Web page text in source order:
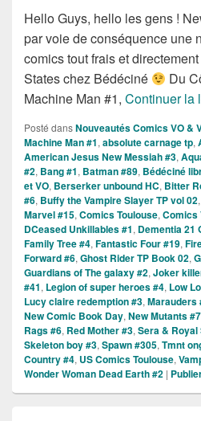
Hello Guys, hello les gens !
par voie de conséquence une
comics tout frais et
States chez Bédéciné
Du
Machine Man #1, Continuer la
Posté dansNouveautés Comics VO &
Machine Man #1, absolute carnage tp,
American Jesus New Messiah #3,
#2, Bang #1, Batman #89, Bédéciné
et VO, Berserker unbound HC, Bitter
#6, Buffy the Vampire Slayer TP vol 02,
Marvel #15, Comics Toulouse, Comics
DCeased Unkillables #1, Dementia 21
Family Tree #4, Fantastic Four #19,
Forward #6, Ghost Rider TP Book 02,
Guardians of The galaxy #2, Joker
#41, Legion of super heroes #4, Low
Lucy claire redemption #3, Marauders
New Comic Book Day, New Mutants #7
Rags #6, Red Mother #3, Sera & Royal
Skeleton boy #3, Spawn #305, Tmnt
Country #4, US Comics Toulouse,
Wonder Woman Dead Earth #2 |